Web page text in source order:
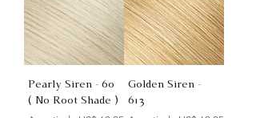
Pearly Siren - 60
( No Root Shade )
Golden Siren -
613